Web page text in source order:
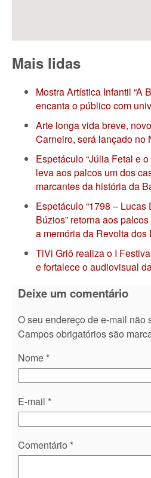
Mais lidas
Mostra Artística Infantil “A
encanta o público com
Arte longa vida breve,
Carneiro, será lançado no
Espetáculo “Júlia Fetal e
leva aos palcos um dos
marcantes da história da
Espetáculo “1798 –
Búzios” retorna aos
a memória da Revolta dos
TiVi Griô realiza o I
e fortalece o audiovisual
Deixe um comentário
O seu endereço de e-mail não
Campos obrigatórios são
Nome *
E-mail *
Comentário *